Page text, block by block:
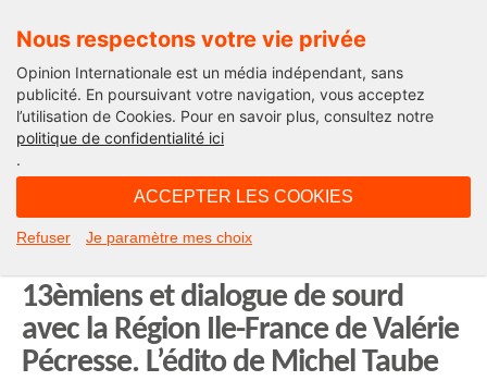
Nous respectons votre vie privée
Opinion Internationale est un média indépendant, sans
publicité. En poursuivant votre navigation, vous acceptez
l’utilisation de Cookies. Pour en savoir plus, consultez notre
politique de confidentialité ici
.
ACCEPTER LES COOKIES
Refuser Je paramètre mes choix
Edito
Un centre pour SDF de trop dans le
13èmiens et dialogue de sourd
avec la Région Ile-France de Valérie
Pécresse. L’édito de Michel Taube